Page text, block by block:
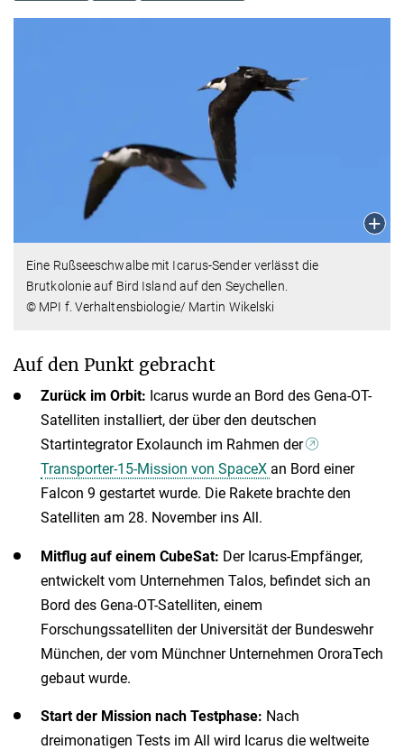
Eine Rußseeschwalbe mit Icarus-Sender verlässt die
Brutkolonie auf Bird Island auf den Seychellen.
© MPI f. Verhaltensbiologie/ Martin Wikelski
Auf den Punkt gebracht
Zurück im Orbit: Icarus wurde an Bord des Gena-OT-
Satelliten installiert, der über den deutschen
Startintegrator Exolaunch im Rahmen der
Transporter-15-Mission von SpaceX an Bord einer
Falcon 9 gestartet wurde. Die Rakete brachte den
Satelliten am 28. November ins All.
Mitflug auf einem CubeSat: Der Icarus-Empfänger,
entwickelt vom Unternehmen Talos, befindet sich an
Bord des Gena-OT-Satelliten, einem
Forschungssatelliten der Universität der Bundeswehr
München, der vom Münchner Unternehmen OroraTech
gebaut wurde.
Start der Mission nach Testphase: Nach
dreimonatigen Tests im All wird Icarus die weltweite